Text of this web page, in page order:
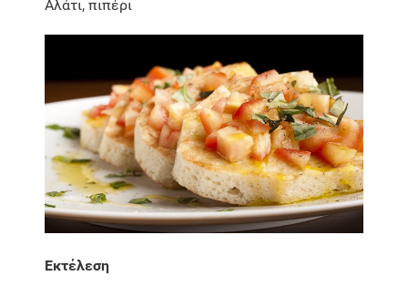
Αλάτι, πιπέρι
Εκτέλεση